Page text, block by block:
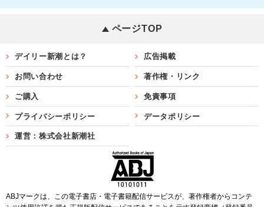
ページTOP
デイリー新潮とは？ 広告掲載
お問い合わせ 著作権・リンク
ご購入 免責事項
プライバシーポリシー データポリシー
運営：株式会社新潮社
ABJマークは、この電子書店・電子書籍配信サービスが、著作権者からコンテ